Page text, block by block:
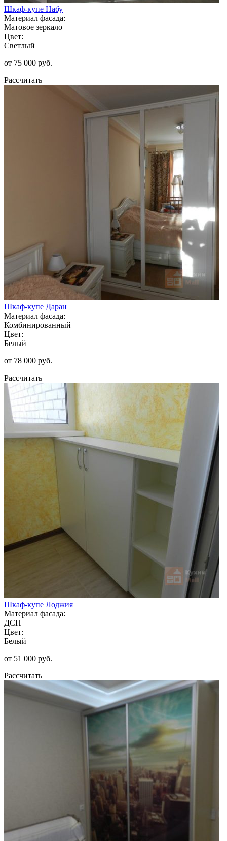
Шкаф-купе Набу
Материал фасада:
Матовое зеркало
Цвет:
Светлый
от 75 000 руб.
Рассчитать
Шкаф-купе Даран
Материал фасада:
Комбинированный
Цвет:
Белый
от 78 000 руб.
Рассчитать
Шкаф-купе Лоджия
Материал фасада:
ДСП
Цвет:
Белый
от 51 000 руб.
Рассчитать